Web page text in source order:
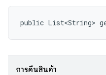
public List<String>
การคืนสินค้า